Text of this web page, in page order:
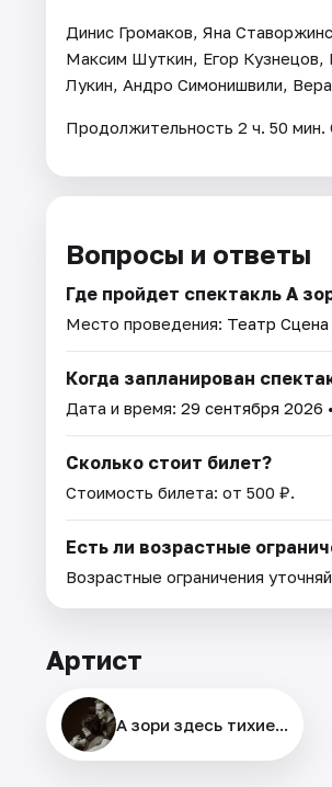
Динис Громаков, Яна
Максим Шуткин, Егор
Лукин, Андро Симонишвили,
Продолжительность 2 ч. 50 мин.
Вопросы и ответы
Где пройдет спектакль А
Место проведения: Театр
Когда запланирован
Дата и время: 29 сентября 2026
Сколько стоит билет?
Стоимость билета: от 500 ₽.
Есть ли возрастные
Возрастные ограничения
Артист
А зори здесь тихие...